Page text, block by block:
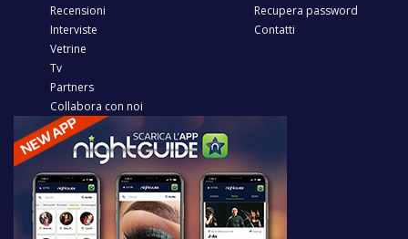
Recensioni
Interviste
Vetrine
Tv
Partners
Collabora con noi
Recupera password
Contatti